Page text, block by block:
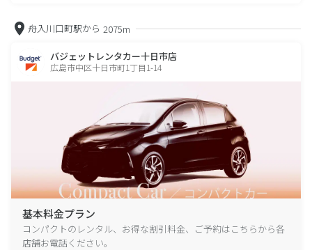
舟入川口町駅から 2075m
バジェットレンタカー十日市店
広島市中区十日市町1丁目1-14
基本料金プラン
コンパクトのレンタル、お得な割引料金、ご予約はこちらから各
店舗お電話ください。